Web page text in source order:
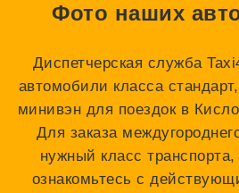
Фото наших
Диспетчерская служба
автомобили класса
минивэн для поездок в
Для заказа
нужный класс
ознакомьтесь с